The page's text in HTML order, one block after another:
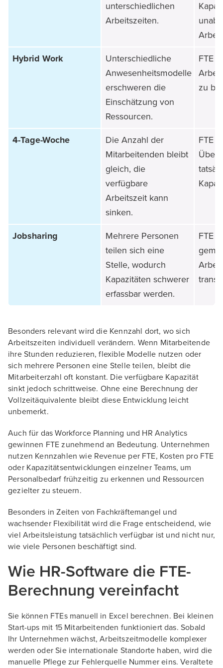
unterschiedlichen
Arbeitszeiten.
Hybrid Work
Unterschiedliche
Anwesenheitsmodelle
erschweren die
Einschätzung von
Ressourcen.
FTE
zu
4-Tage-Woche
Die Anzahl der
Mitarbeitenden bleibt
gleich, die
verfügbare
Arbeitszeit kann
sinken.
FTE
Jobsharing
Mehrere Personen
teilen sich eine
Stelle, wodurch
Kapazitäten schwerer
erfassbar werden.
FTE
Besonders relevant wird die Kennzahl dort, wo sich
Arbeitszeiten individuell verändern. Wenn Mitarbeitende
ihre Stunden reduzieren, flexible Modelle nutzen oder
sich mehrere Personen eine Stelle teilen, bleibt die
Mitarbeiterzahl oft konstant. Die verfügbare Kapazität
sinkt jedoch schrittweise. Ohne eine Berechnung der
Vollzeitäquivalente bleibt diese Entwicklung leicht
unbemerkt.
Auch für das Workforce Planning und HR Analytics
gewinnen FTE zunehmend an Bedeutung. Unternehmen
nutzen Kennzahlen wie Revenue per FTE, Kosten pro FTE
oder Kapazitätsentwicklungen einzelner Teams, um
Personalbedarf frühzeitig zu erkennen und Ressourcen
gezielter zu steuern.
Besonders in Zeiten von Fachkräftemangel und
wachsender Flexibilität wird die Frage entscheidend, wie
viel Arbeitsleistung tatsächlich verfügbar ist und nicht nur,
wie viele Personen beschäftigt sind.
Wie HR-Software die FTE-
Berechnung vereinfacht
Sie können FTEs manuell in Excel berechnen. Bei kleinen
Start-ups mit 15 Mitarbeitenden funktioniert das. Sobald
Ihr Unternehmen wächst, Arbeitszeitmodelle komplexer
werden oder Sie internationale Standorte haben, wird die
manuelle Pflege zur Fehlerquelle Nummer eins. Veraltete